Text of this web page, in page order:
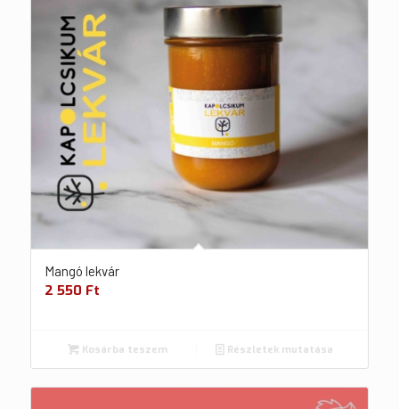
Mangó lekvár
2 550 Ft
Kosárba teszem Részletek mutatása